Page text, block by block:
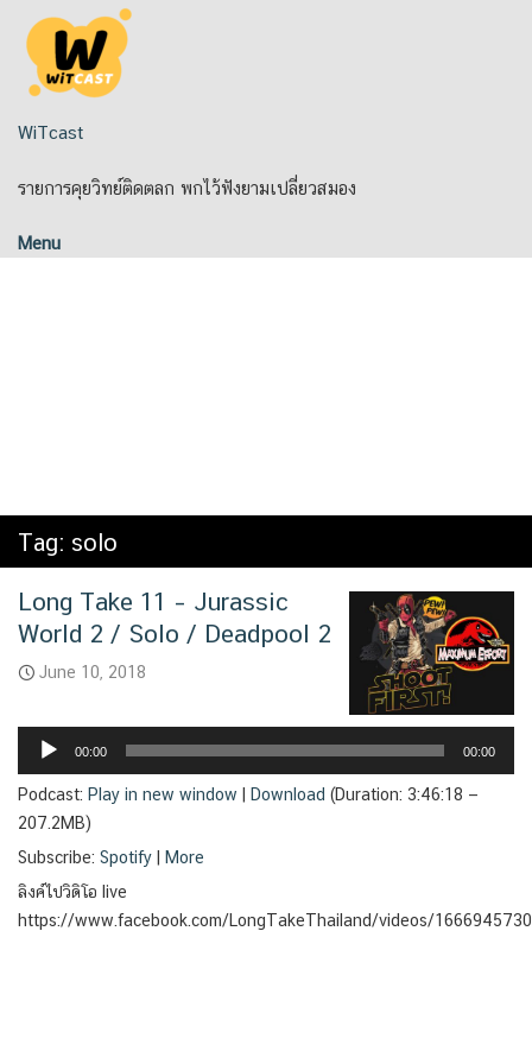
content
WiTcast
รายการคุยวิทย์ติดตลก พกไว้ฟังยามเปลี่ยวสมอง
Menu
Tag: solo
Long Take 11 – Jurassic
World 2 / Solo / Deadpool 2
June 10, 2018
Player
00:00 00:00
Podcast: Play in new window Download (Duration: 3:46:18 —
207.2MB)
Subscribe: Spotify
More
ลิงค์ไปวิดิโอ live
https://www.facebook.com/LongTakeThailand/videos/